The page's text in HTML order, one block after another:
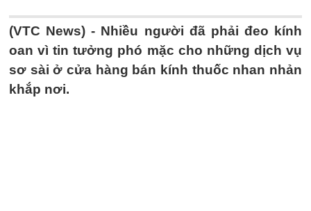
(VTC News) - Nhiều người đã phải đeo kính
oan vì tin tưởng phó mặc cho những dịch vụ
sơ sài ở cửa hàng bán kính thuốc nhan nhản
khắp nơi.